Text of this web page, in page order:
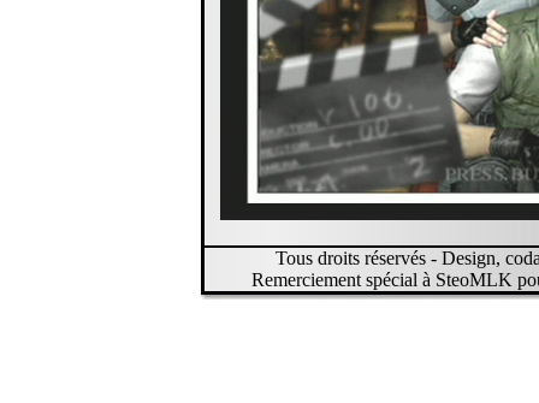
Tous droits réservés - Design,
Remerciement spécial à SteoMLK